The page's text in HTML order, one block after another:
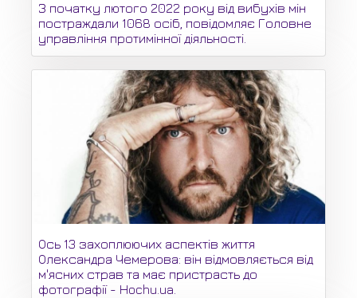
З початку лютого 2022 року від вибухів мін
постраждали 1068 осіб, повідомляє Головне
управління протимінної діяльності.
Ось 13 захоплюючих аспектів життя
Олександра Чемерова: він відмовляється від
м'ясних страв та має пристрасть до
фотографії - Hochu.ua.